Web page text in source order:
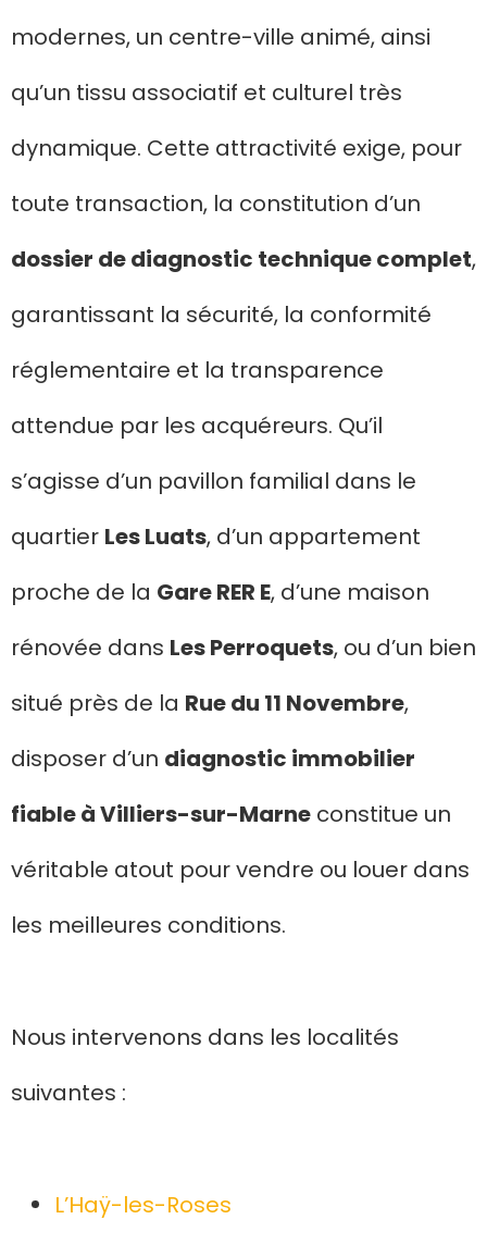
modernes, un centre-ville animé, ainsi
qu’un tissu associatif et culturel très
dynamique. Cette attractivité exige, pour
toute transaction, la constitution d’un
dossier de diagnostic technique complet,
garantissant la sécurité, la conformité
réglementaire et la transparence
attendue par les acquéreurs. Qu’il
s’agisse d’un pavillon familial dans le
quartier Les Luats, d’un appartement
proche de la Gare RER E, d’une maison
rénovée dans Les Perroquets, ou d’un bien
situé près de la Rue du 11 Novembre,
disposer d’un diagnostic immobilier
fiable à Villiers-sur-Marne constitue un
véritable atout pour vendre ou louer dans
les meilleures conditions.
Nous intervenons dans les localités
suivantes :
L’Haÿ-les-Roses